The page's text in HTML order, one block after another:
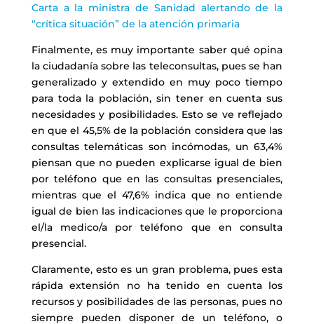
Carta a la ministra de Sanidad alertando de la
“crítica situación” de la atención primaria
Finalmente, es muy importante saber qué opina
la ciudadanía sobre las teleconsultas, pues se han
generalizado y extendido en muy poco tiempo
para toda la población, sin tener en cuenta sus
necesidades y posibilidades. Esto se ve reflejado
en que el 45,5% de la población considera que las
consultas telemáticas son incómodas, un 63,4%
piensan que no pueden explicarse igual de bien
por teléfono que en las consultas presenciales,
mientras que el 47,6% indica que no entiende
igual de bien las indicaciones que le proporciona
el/la medico/a por teléfono que en consulta
presencial.
Claramente, esto es un gran problema, pues esta
rápida extensión no ha tenido en cuenta los
recursos y posibilidades de las personas, pues no
siempre pueden disponer de un teléfono, o